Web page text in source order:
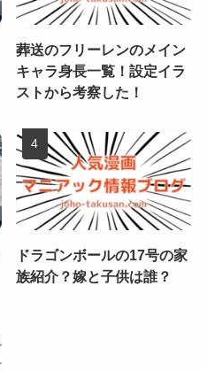
葬送のフリーレンのメイン
キャラ身長一覧！設定イラ
ストから考察した！
ドラゴンボールの17号の家
族紹介？嫁と子供は誰？